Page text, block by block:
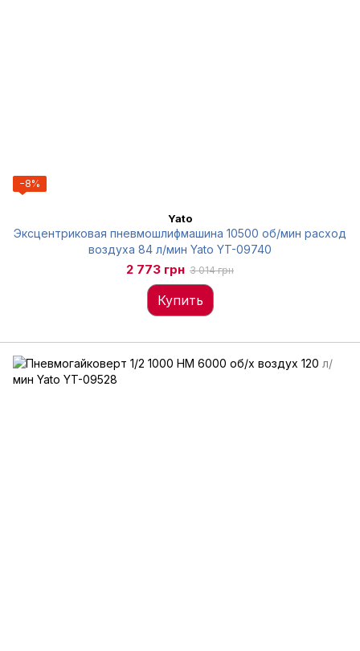
−8%
Yato
Эксцентриковая пневмошлифмашина 10500 об/мин расход
воздуха 84 л/мин Yato YT-09740
2 773 грн 3 014 грн
Купить